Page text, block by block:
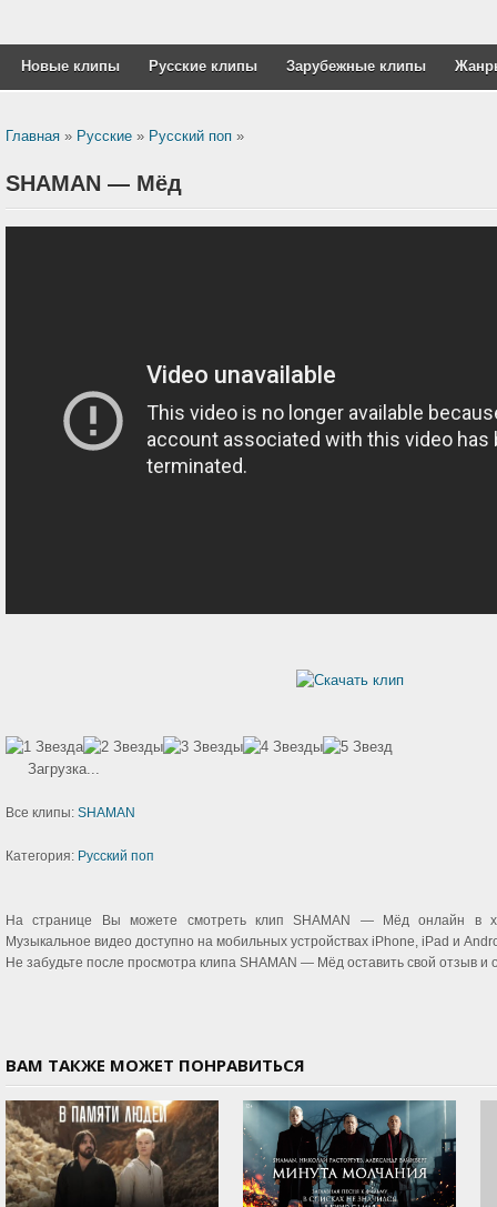
Новые клипы Русские клипы Зарубежные клипы
Главная » Русские » Русский поп »
SHAMAN — Мёд
Загрузка...
Все клипы: SHAMAN
Категория: Русский поп
На странице Вы можете смотреть клип SHAMAN — Мёд онлайн в
Музыкальное видео доступно на мобильных устройствах iPhone, iPad и
Не забудьте после просмотра клипа SHAMAN — Мёд оставить свой отзыв и
ВАМ ТАКЖЕ МОЖЕТ ПОНРАВИТЬСЯ